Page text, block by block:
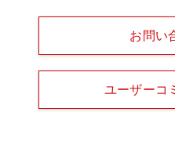
お問い
ユーザーコ